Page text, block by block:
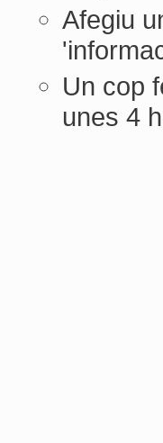
Afegiu
Un cop
unes 4